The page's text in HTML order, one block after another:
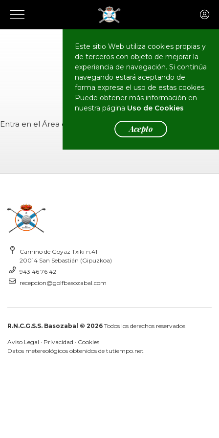
Este sitio Web utiliza cookies propias y
de terceros con objeto de mejorar la
experiencia de navegación. Si continúa
navegando estará aceptando de
forma expresa el uso de estas cookies.
Puede obtener más información en
nuestra página Uso de Cookies
Acepto
CALENDARIO
Eventos
Entra en el Área de Socios para ver el evento.
Camino de Goyaz Txiki n.41
20014 San Sebastián (Gipuzkoa)
943 46 76 42
recepcion@golfbasozabal.com
R.N.C.G.S.S. Basozabal © 2026 Todos los derechos reservados
Aviso Legal · Privacidad · Cookies
Datos metereológicos obtenidos de tutiempo.net